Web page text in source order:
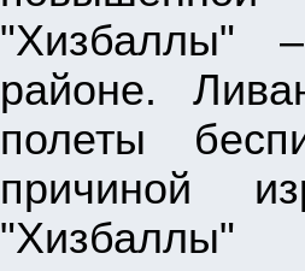
"Хизбаллы"
районе.
полеты
причиной